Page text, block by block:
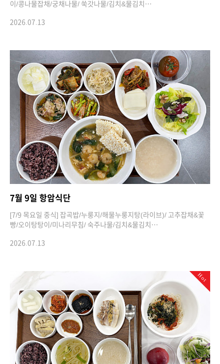
이/콩나물잡채/궁채나물/ 쑥갓나물/김치&물김치…
2026.07.13
7월 9일 항암식단
[7/9 목요일 중식] 잡곡밥/누룽지/해물누룽지탕(라이브)/ 고추잡채&꽃
빵/오이탕탕이/미나리무침/ 숙주나물/김치&물김치…
2026.07.13
Hot